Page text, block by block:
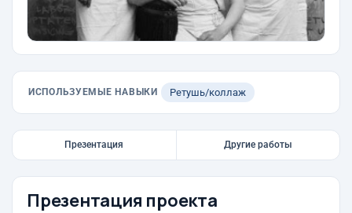
ИСПОЛЬЗУЕМЫЕ НАВЫКИ Ретушь/коллаж
Презентация Другие работы
Презентация проекта